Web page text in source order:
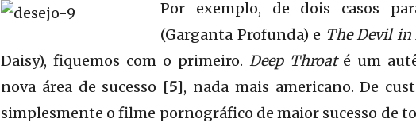
Por exemplo, de dois casos
(Garganta Profunda) e The Devil in
Daisy), fiquemos com o primeiro. Deep Throaté um
nova área de sucesso [5], nada mais americano. De
simplesmente o filme pornográfico de maior sucesso de